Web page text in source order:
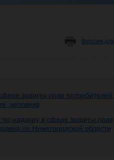
Версия
защиты прав потребителей
человека
надзору в сфере защиты прав
по Нижегородской области